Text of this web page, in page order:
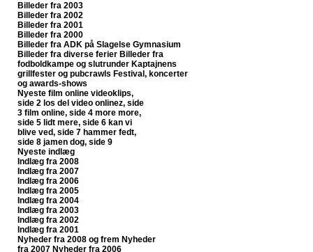
Billeder fra 2003
Billeder fra 2002
Billeder fra 2001
Billeder fra 2000
Billeder fra ADK på Slagelse Gymnasium
Billeder fra diverse ferier Billeder fra
fodboldkampe og slutrunder Kaptajnens
grillfester og pubcrawls Festival, koncerter
og awards-shows
Nyeste film online videoklips,
side 2 los del video onlinez, side
3 film online, side 4 more more,
side 5 lidt mere, side 6 kan vi
blive ved, side 7 hammer fedt,
side 8 jamen dog, side 9
Nyeste indlæg
Indlæg fra 2008
Indlæg fra 2007
Indlæg fra 2006
Indlæg fra 2005
Indlæg fra 2004
Indlæg fra 2003
Indlæg fra 2002
Indlæg fra 2001
Nyheder fra 2008 og frem Nyheder
fra 2007 Nyheder fra 2006